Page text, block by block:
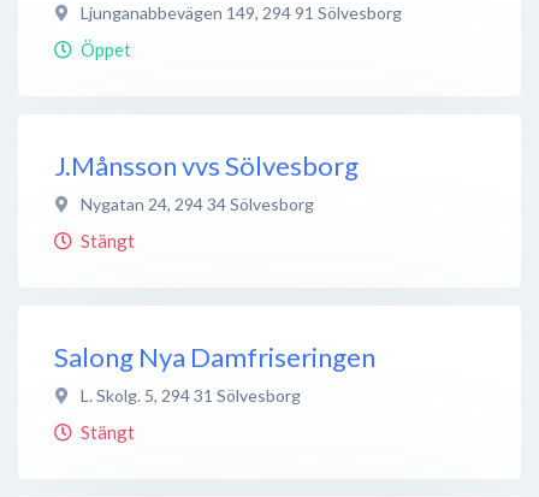
Ljunganabbevägen 149, 294 91 Sölvesborg
Öppet
J.Månsson vvs Sölvesborg
Nygatan 24, 294 34Sölvesborg
Stängt
Salong Nya Damfriseringen
L. Skolg. 5, 294 31 Sölvesborg
Stängt